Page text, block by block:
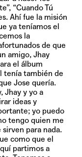
“Cuando Tú
Ahí fue la misión
ya teníamos el
la
de que
amigo, Jhay
el álbum
tenía también de
Jose quería.
Jhay y yo a
ideas y
yo puedo
tengo quien me
para nada.
como que el
partimos a